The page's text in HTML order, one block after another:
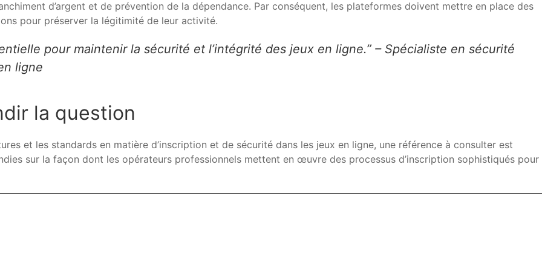
d’argent et de prévention de la dépendance. Par conséquent, les plateformes doivent mettre en place des
pour préserver la légitimité de leur activité.
pour maintenir la sécurité et l’intégrité des jeux en ligne.” – Spécialiste en sécurité
ligne
la question
et les standards en matière d’inscription et de sécurité dans les jeux en ligne, une référence à consulter est
sur la façon dont les opérateurs professionnels mettent en œuvre des processus d’inscription sophistiqués pour